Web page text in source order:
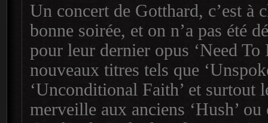
Un concert de Gotthard, c’est à
bonne soirée, et on n’a pas été
pour leur dernier opus ‘Need
nouveaux titres tels que
‘Unconditional Faith’ et surtout
merveille aux anciens ‘Hush’